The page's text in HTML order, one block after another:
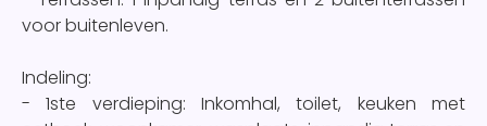
voor buitenleven.
Indeling:
- 1ste verdieping: Inkomhal, toilet, keuken met